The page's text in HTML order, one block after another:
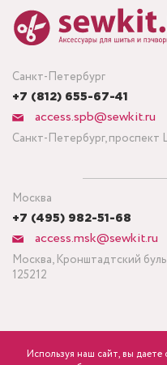
Санкт-Петербург
+7 (812) 655-67-41
access.spb@sewkit.ru
Санкт-Петербург, проспект
Москва
+7 (495) 982-51-68
access.msk@sewkit.ru
Москва, Кронштадтский
125212
Используя наш сайт, вы даете